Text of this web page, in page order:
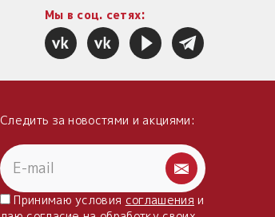
Мы в соц. сетях:
Следить за новостями и акциями:
Принимаю условия соглашения и